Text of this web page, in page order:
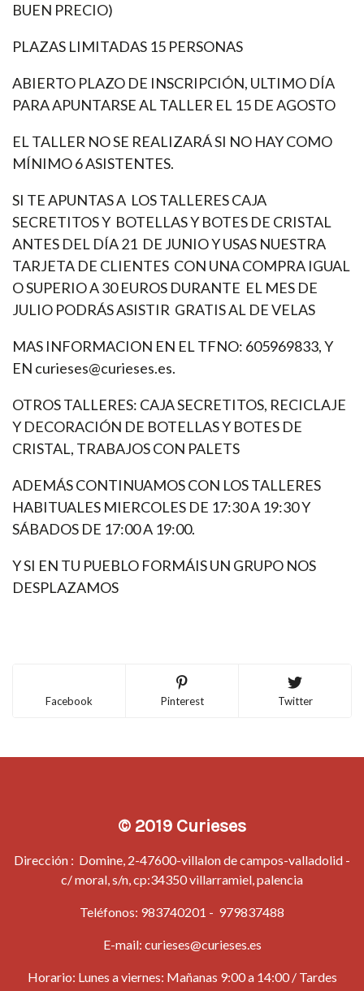
BUEN PRECIO)
PLAZAS LIMITADAS 15 PERSONAS
ABIERTO PLAZO DE INSCRIPCIÓN, ULTIMO DÍA
PARA APUNTARSE AL TALLER EL 15 DE AGOSTO
EL TALLER NO SE REALIZARÁ SI NO HAY COMO
MÍNIMO 6 ASISTENTES.
SI TE APUNTAS A LOS TALLERES CAJA
SECRETITOS Y BOTELLAS Y BOTES DE CRISTAL
ANTES DEL DÍA 21 DE JUNIO Y USAS NUESTRA
TARJETA DE CLIENTES CON UNA COMPRA IGUAL
O SUPERIO A 30 EUROS DURANTE EL MES DE
JULIO PODRÁS ASISTIR GRATIS AL DE VELAS
MAS INFORMACION EN EL TFNO: 605969833, Y
EN curieses@curieses.es.
OTROS TALLERES: CAJA SECRETITOS, RECICLAJE
Y DECORACIÓN DE BOTELLAS Y BOTES DE
CRISTAL, TRABAJOS CON PALETS
ADEMÁS CONTINUAMOS CON LOS TALLERES
HABITUALES MIERCOLES DE 17:30 A 19:30 Y
SÁBADOS DE 17:00 A 19:00.
Y SI EN TU PUEBLO FORMÁIS UN GRUPO NOS
DESPLAZAMOS
Facebook Pinterest Twitter
© 2019 Curieses
Dirección : Domine, 2-47600-villalon de campos-valladolid -
c/ moral, s/n, cp:34350 villarramiel, palencia
Teléfonos: 983740201 - 979837488
E-mail: curieses@curieses.es
Horario: Lunes a viernes: Mañanas 9:00 a 14:00 / Tardes